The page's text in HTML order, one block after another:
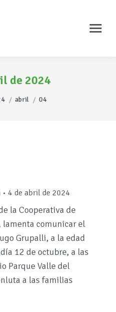
de 2024
abril 04
4 de abril de 2024
la Cooperativa de
comunicar el
Grupalli, a la edad
12 de octubre, a las
Parque Valle del
a las familias